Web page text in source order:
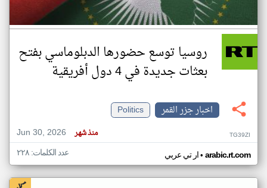
روسيا توسع حضورها الدبلوماسي بفتح
بعثات جديدة في 4 دول أفريقية
اخبار جزر القمر
Politics
Jun 30, 2026
منذ شهر TG39ZI
ار تي عربي• arabic.rt.com عدد الكلمات: ٢٢٨